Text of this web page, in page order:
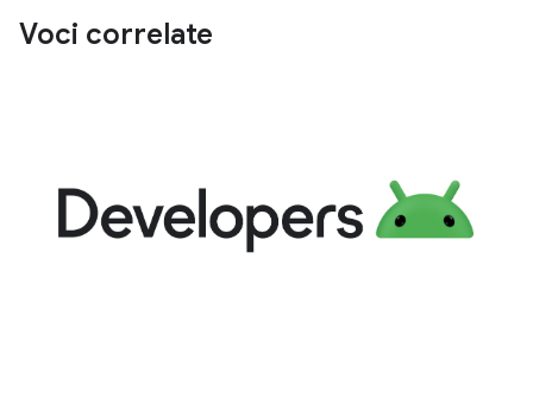
Voci correlate